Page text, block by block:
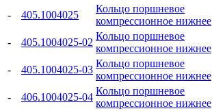
-
405.1004025
Кольцо поршневое
компрессионное нижнее
-
405.1004025-02
Кольцо поршневое
компрессионное нижнее
-
405.1004025-03
Кольцо поршневое
компрессионное нижнее
-
406.1004025-04
Кольцо поршневое
компрессионное нижнее